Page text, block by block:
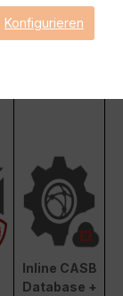
Inline CASB
Database +
Konfigurieren